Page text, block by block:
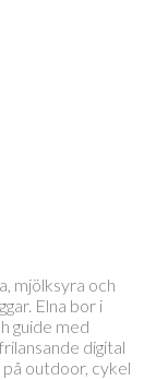
mjölksyra och
Elna bor i
guide med
digital
outdoor, cykel